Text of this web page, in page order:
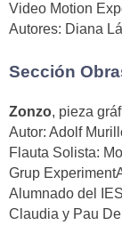
Video Motion
Autores: Diana
Sección
Zonzo, pieza
Autor: Adolf
Flauta Solista:
Grup
Alumnado del
Claudia y Pau